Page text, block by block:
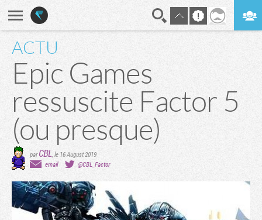
ACTU
Epic Games
ressuscite Factor 5
(ou presque)
parCBL le 16 August 2019
email
@CBL_Factor